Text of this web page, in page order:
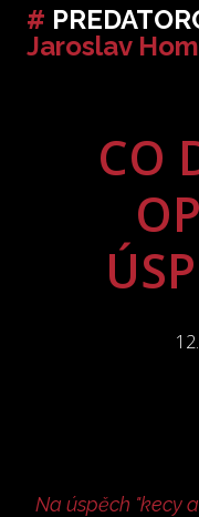
#
Jaroslav
CO
Na úspěch "kecy